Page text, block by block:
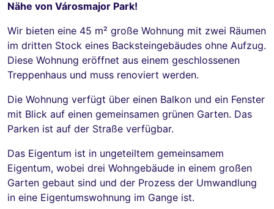
Nähe von Városmajor Park!
Wir bieten eine 45 m² große Wohnung mit zwei Räumen
im dritten Stock eines Backsteingebäudes ohne Aufzug.
Diese Wohnung eröffnet aus einem geschlossenen
Treppenhaus und muss renoviert werden.
Die Wohnung verfügt über einen Balkon und ein Fenster
mit Blick auf einen gemeinsamen grünen Garten. Das
Parken ist auf der Straße verfügbar.
Das Eigentum ist in ungeteiltem gemeinsamem
Eigentum, wobei drei Wohngebäude in einem großen
Garten gebaut sind und der Prozess der Umwandlung
in eine Eigentumswohnung im Gange ist.